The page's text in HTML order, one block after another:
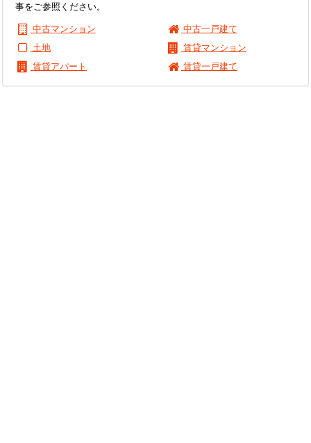
事をご参照ください。
中古マンション
中古一戸建て
土地
賃貸マンション
賃貸アパート
賃貸一戸建て